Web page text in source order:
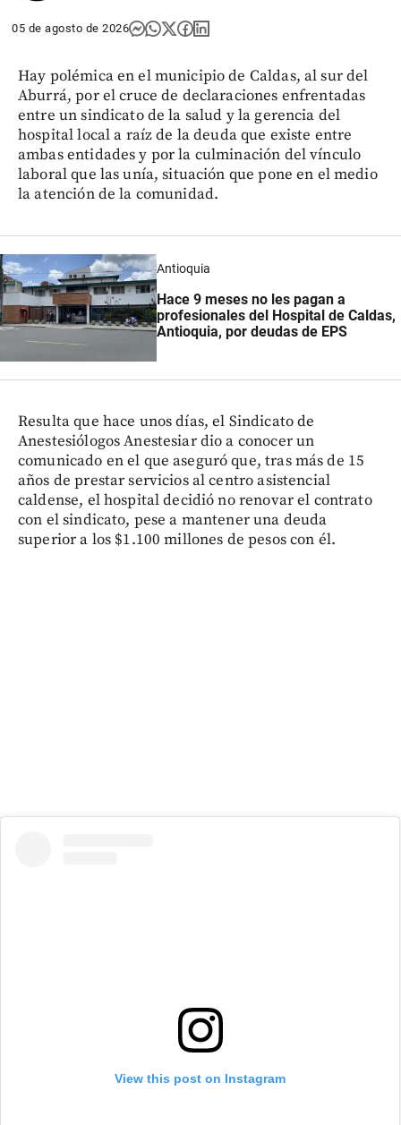
05 de agosto de 2026
Hay polémica en el municipio de Caldas, al sur del
Aburrá, por el cruce de declaraciones enfrentadas
entre un sindicato de la salud y la gerencia del
hospital local a raíz de la deuda que existe entre
ambas entidades y por la culminación del vínculo
laboral que las unía, situación que pone en el medio
la atención de la comunidad.
Antioquia
Hace 9 meses no les pagan a
profesionales del Hospital de Caldas,
Antioquia, por deudas de EPS
Resulta que hace unos días, el Sindicato de
Anestesiólogos Anestesiar dio a conocer un
comunicado en el que aseguró que, tras más de 15
años de prestar servicios al centro asistencial
caldense, el hospital decidió no renovar el contrato
con el sindicato, pese a mantener una deuda
superior a los $1.100 millones de pesos con él.
View this post on Instagram